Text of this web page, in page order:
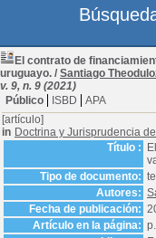
El contrato de
uruguayo. / Santiago
v. 9, n. 9 (2021)
Público
ISBD
APA
[artículo]
in Doctrina y Jurisprudencia
Título :
Tipo de documento:
Autores:
Fecha de publicación:
Artículo en la página: